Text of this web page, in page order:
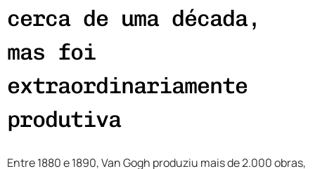
cerca de uma década,
mas foi
extraordinariamente
produtiva
Entre 1880 e 1890, Van Gogh produziu mais de 2.000 obras,